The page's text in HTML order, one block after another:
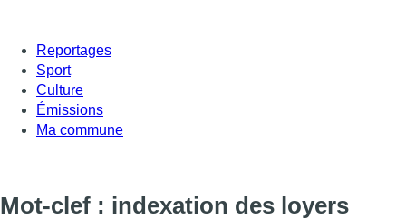
Reportages
Sport
Culture
Émissions
Ma commune
Mot-clef : indexation des loyers